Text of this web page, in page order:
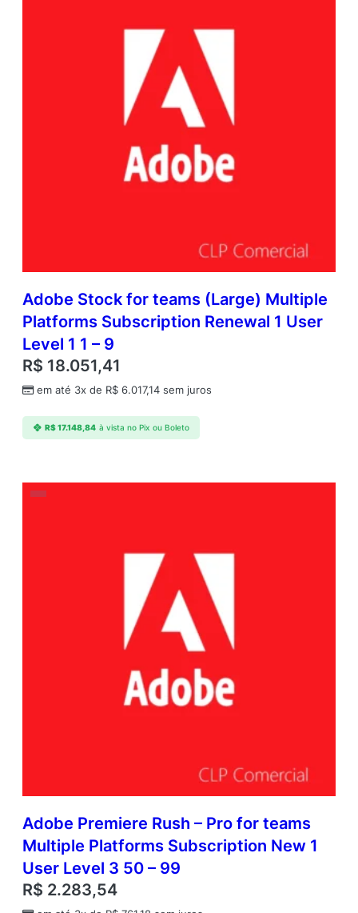
Adobe Stock for teams (Large) Multiple
Platforms Subscription Renewal 1 User
Level 1 1 – 9
R$ 18.051,41
em até 3x de R$ 6.017,14 sem juros
R$17.148,84 à vista no Pix ou Boleto
Adobe Premiere Rush – Pro for teams
Multiple Platforms Subscription New 1
User Level 3 50 – 99
R$ 2.283,54